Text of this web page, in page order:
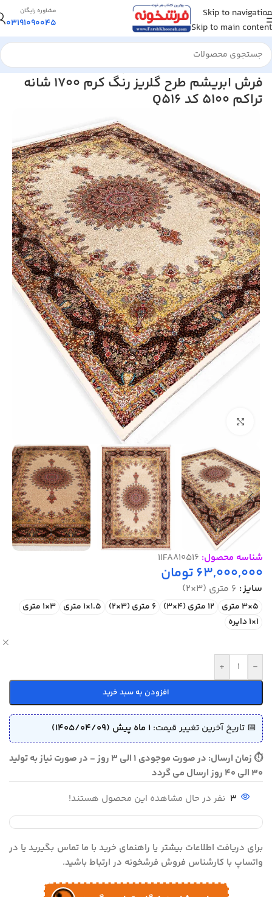
Skip to navigation
Skip to main content
مشاوره رایگان
03191090045
خانه/فرش ماشینی/فرش ابریشم و پشم
فرش ابریشم طرح گلریز رنگ کرم 1700 شانه
تراکم 5100 کد Q516
شناسه محصول: 11FA810516
63,000,000تومان
سایز 6 متری (3×2)
5×3 متری 12 متری (4×3) 6 متری (3×2) 1.5×1 متری
3×1 متری
1×1 دایره
-
+
افزودن به سبد خرید
📅 تاریخ آخرین تغییر قیمت: 1 ماه پیش (1405/04/09)
⏱ زمان ارسال: در صورت موجودی 1 الی 3 روز - در صورت نیاز به تولید
30 الی 40 روز ارسال می گردد
3 نفر در حال مشاهده این محصول هستند!
برای دریافت اطلاعات بیشتر یا راهنمای خرید با ما تماس بگیرید یا در
واتساپ با کارشناس فروش فرشخونه در ارتباط باشید.